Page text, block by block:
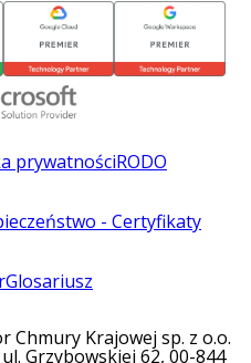
prywatnościRODO
- Certyfikaty
Glosariusz
Krajowej sp. z o.o.
Grzybowskiej 62, 00-844